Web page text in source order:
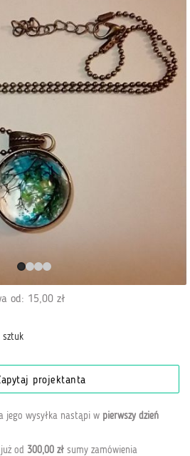
od: 15,00 zł
sztuk
projektanta
jego wysyłka nastąpi w pierwszy dzień
już od300,00 zł sumy zamówienia